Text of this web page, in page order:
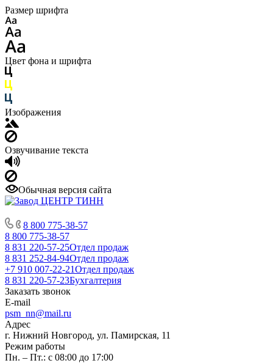
Размер шрифта
Цвет фона и шрифта
Изображения
Озвучивание текста
Обычная версия сайта
8 800 775-38-57
8 800 775-38-57
8 831 220-57-25Отдел продаж
8 831 252-84-94Отдел продаж
+7 910 007-22-21Отдел продаж
8 831 220-57-23Бухгалтерия
Заказать звонок
E-mail
psm_nn@mail.ru
Адрес
г. Нижний Новгород, ул. Памирская, 11
Режим работы
Пн. – Пт.: с 08:00 до 17:00